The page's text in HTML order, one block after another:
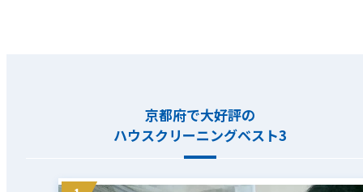
京都府で大好評の
ハウスクリーニングベスト3